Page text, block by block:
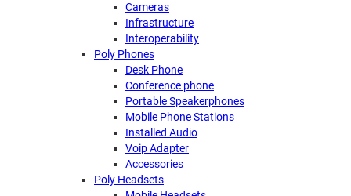
Cameras
Infrastructure
Interoperability
Poly Phones
Desk Phone
Conference phone
Portable Speakerphones
Mobile Phone Stations
Installed Audio
Voip Adapter
Accessories
Poly Headsets